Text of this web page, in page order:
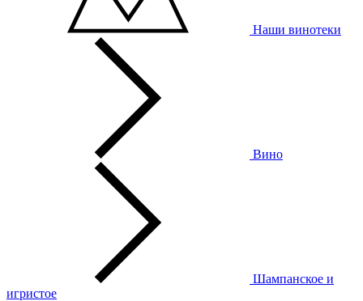
Наши винотеки
Вино
Шампанское и
игристое